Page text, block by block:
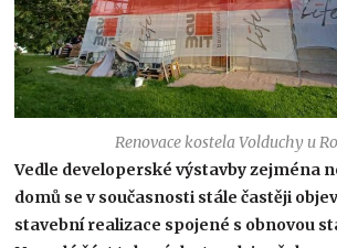
Renovace kostela Volduchy u
Vedle developerské výstavby zejména
domů se v současnosti stále častěji
stavební realizace spojené s obnovou